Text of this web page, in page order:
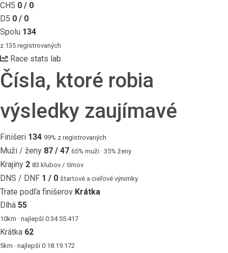
CH5 0 / 0
D5 0 / 0
Spolu 134
z 135 registrovaných
Race stats lab
Čísla, ktoré robia
výsledky zaujímavé
Finišeri 134 99% z registrovaných
Muži / ženy 87 / 47 65% muži · 35% ženy
Krajiny 2 83 klubov / tímov
DNS / DNF 1 / 0 štartové a cieľové výnimky
Trate podľa finišerov Krátka
Dlhá 55
10km · najlepší 0:34:55.417
Krátka 62
5km · najlepší 0:18:19.172